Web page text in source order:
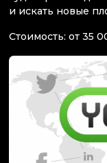
и искать новые
Стоимость: от 35